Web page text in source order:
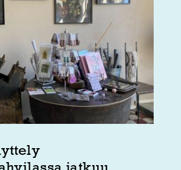
jatkuu